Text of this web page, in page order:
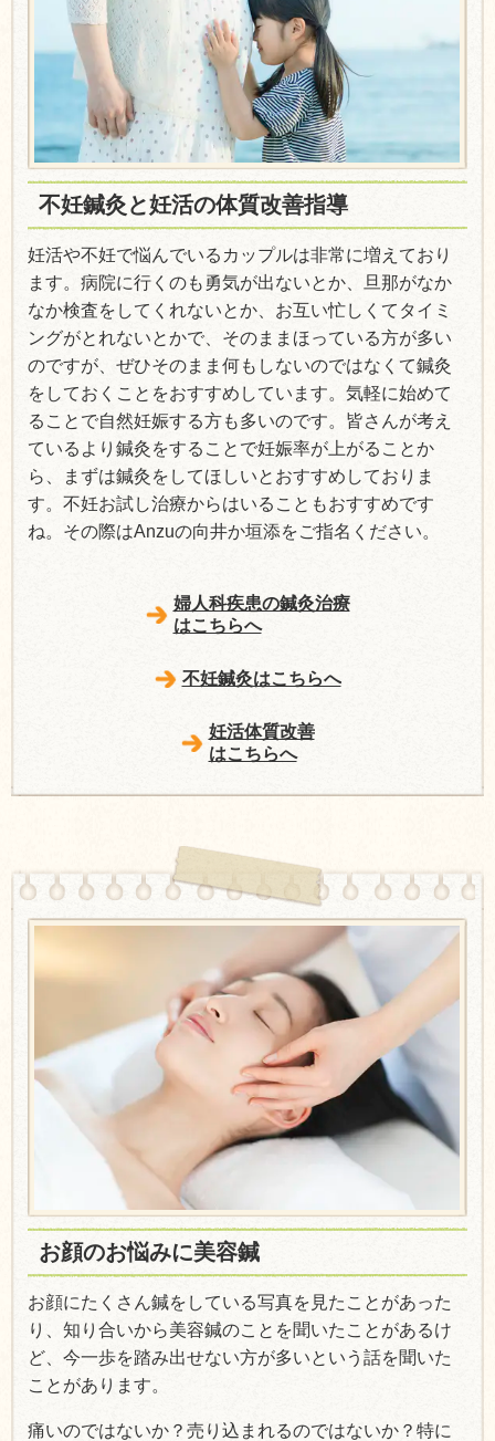
不妊鍼灸と妊活の体質改善指導
妊活や不妊で悩んでいるカップルは非常に増えており
ます。病院に行くのも勇気が出ないとか、旦那がなか
なか検査をしてくれないとか、お互い忙しくてタイミ
ングがとれないとかで、そのままほっている方が多い
のですが、ぜひそのまま何もしないのではなくて鍼灸
をしておくことをおすすめしています。気軽に始めて
ることで自然妊娠する方も多いのです。皆さんが考え
ているより鍼灸をすることで妊娠率が上がることか
ら、まずは鍼灸をしてほしいとおすすめしておりま
す。不妊お試し治療からはいることもおすすめです
ね。その際はAnzuの向井か垣添をご指名ください。
婦人科疾患の鍼灸治療
はこちらへ
不妊鍼灸はこちらへ
妊活体質改善
はこちらへ
お顔のお悩みに美容鍼
お顔にたくさん鍼をしている写真を見たことがあった
り、知り合いから美容鍼のことを聞いたことがあるけ
ど、今一歩を踏み出せない方が多いという話を聞いた
ことがあります。
痛いのではないか？売り込まれるのではないか？特に